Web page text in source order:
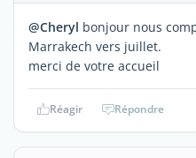
@Cheryl bonjour nous
Marrakech vers juillet.
merci de votre accueil
Réagir Répondre